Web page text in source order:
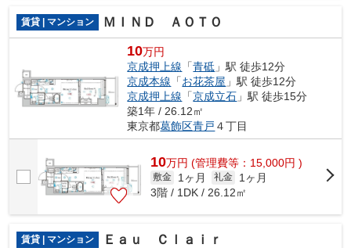
賃貸 | マンション ＭＩＮＤ ＡＯＴＯ
10万円
京成押上線 「青砥 」駅 徒歩12分
京成本線 「お花茶屋 」駅 徒歩12分
京成押上線 「京成立石 」駅 徒歩15分
築1年 / 26.12㎡
東京都葛飾区青戸 ４丁目
10万円 (管理費等：15,000円 )
敷金 1ヶ月 礼金
1ヶ月
3階 / 1DK / 26.12㎡
賃貸 | マンション Ｅａｕ Ｃｌａｉｒ